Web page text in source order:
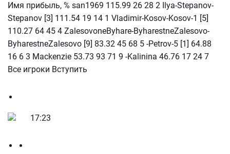
Имя прибыль, % san1969 115.99 26 28 2 Ilya-Stepanov-
Stepanov [3] 111.54 19 14 1 Vladimir-Kosov-Kosov-1 [5]
110.27 64 45 4 ZalesovoneByhare-ByharestneZalesovo-
ByharestneZalesovo [9] 83.32 45 68 5 -Petrov-5 [1] 64.88
16 6 3 Mackenzie 53.73 93 71 9 -Kalinina 46.76 17 24 7
Все игроки Вступить
17:23